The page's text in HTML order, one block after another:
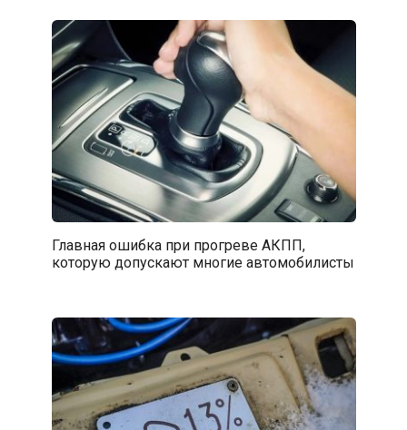
Главная ошибка при прогреве АКПП,
которую допускают многие автомобилисты